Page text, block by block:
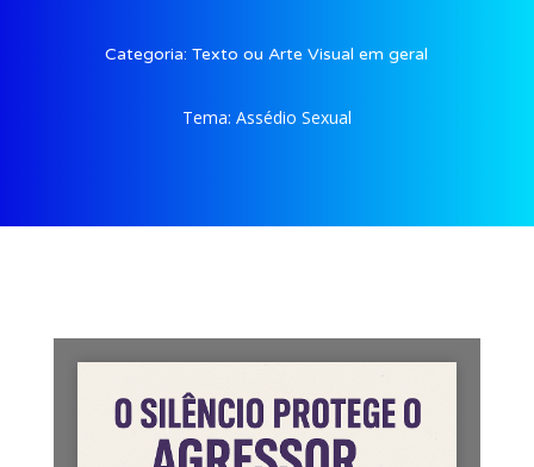
Categoria:Texto ou Arte Visual em geral
Tema: Assédio Sexual